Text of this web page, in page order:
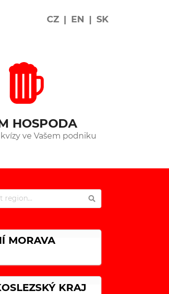
CZ | EN | SK
HOSPODA
ve Vašem podniku
MORAVA
KRAJ